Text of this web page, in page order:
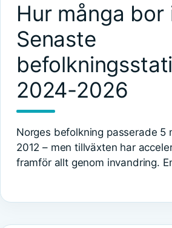
Hur många bor
Senaste
2024-2026
Norges befolkning passerade 5
2012 – men tillväxten har
framför allt genom invandring.